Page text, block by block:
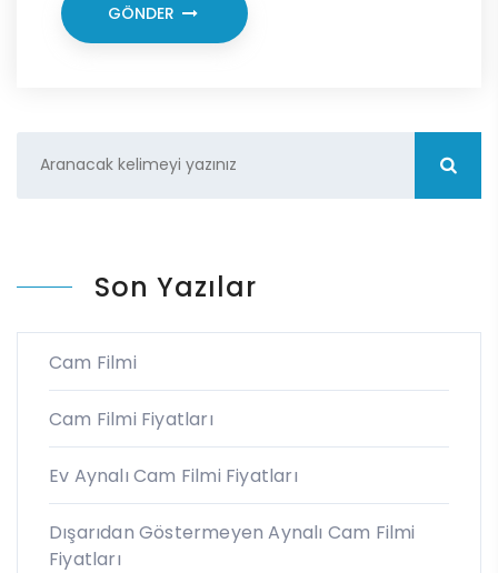
GÖNDER
Son Yazılar
Cam Filmi
Cam Filmi Fiyatları
Ev Aynalı Cam Filmi Fiyatları
Dışarıdan Göstermeyen Aynalı Cam Filmi
Fiyatları